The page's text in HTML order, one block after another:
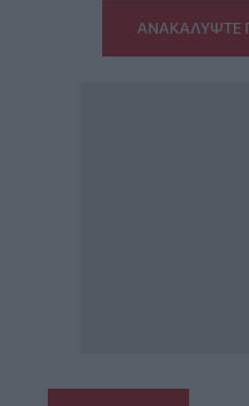
ΑΝΑΚΑΛΥΨΤΕ